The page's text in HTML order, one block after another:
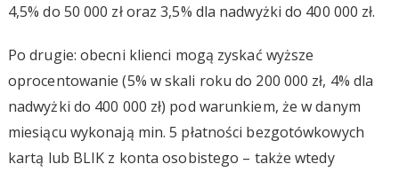
4,5% do 50 000 zł oraz 3,5% dla nadwyżki do 400 000 zł.
Po drugie: obecni klienci mogą zyskać wyższe
oprocentowanie (5% w skali roku do 200 000 zł, 4% dla
nadwyżki do 400 000 zł) pod warunkiem, że w danym
miesiącu wykonają min. 5 płatności bezgotówkowych
kartą lub BLIK z konta osobistego – także wtedy